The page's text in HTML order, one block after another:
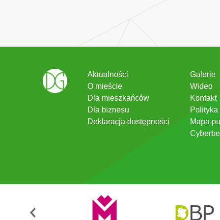
Aktualności
O mieście
Dla mieszkańców
Dla biznesu
Deklaracja dostępności
Galerie
Wideo
Kontakt
Mapa